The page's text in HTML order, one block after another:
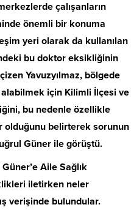
çalışanların
önemli bir konuma
yeri olarak da kullanılan
bu doktor eksikliğinin
Yavuzyılmaz, bölgede
için Kilimli İlçesi ve
bu nedenle özellikle
olduğunu belirterek sorunun
Güner ile görüştü.
Aile Sağlık
iletirken neler
verişinde bulundular.